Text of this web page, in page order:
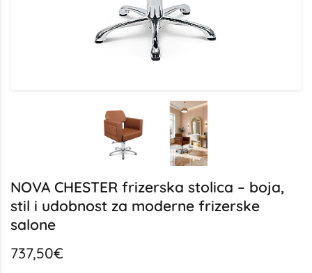
NOVA CHESTER frizerska stolica – boja,
stil i udobnost za moderne frizerske
salone
737,50€